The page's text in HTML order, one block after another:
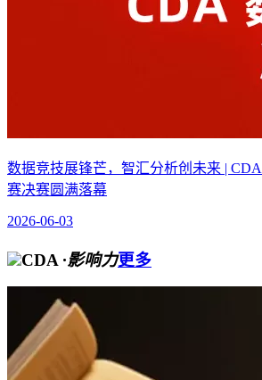
数据竞技展锋芒，智汇分析创未来 |
赛决赛圆满落幕
2026-06-03
CDA ·影响力更多